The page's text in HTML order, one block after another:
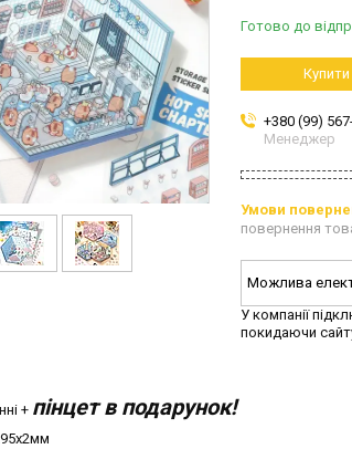
Готово до
Купити
+380 (99)
Менеджер
повернення
У компанії
покидаючи
+ пінцет в подарунок!